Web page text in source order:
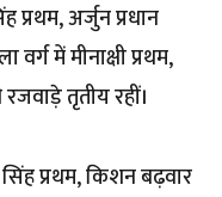
प्रथम, अर्जुन प्रधान
में मीनाक्षी प्रथम,
तृतीय रहीं।
प्रथम, किशन बढ़वार